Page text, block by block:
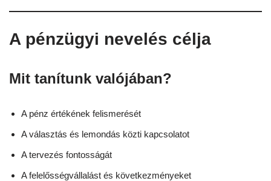
A pénzügyi nevelés célja
Mit tanítunk valójában?
A pénz értékének felismerését
A választás és lemondás közti kapcsolatot
A tervezés fontosságát
A felelősségvállalást és következményeket